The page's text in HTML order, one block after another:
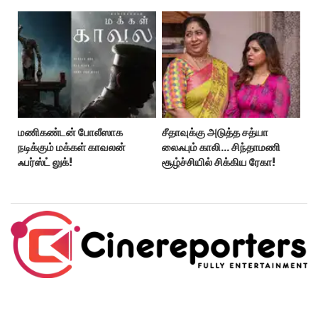
மணிகண்டன் போலீஸாக
நடிக்கும் மக்கள் காவலன்
ஃபர்ஸ்ட் லுக்!
சீதாவுக்கு அடுத்த சத்யா
லைஃபும் காலி… சிந்தாமணி
சூழ்ச்சியில் சிக்கிய ரேகா!